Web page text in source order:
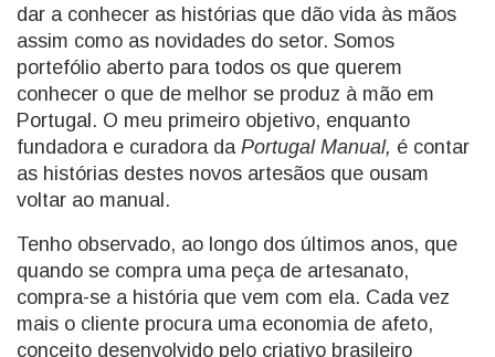
dar a conhecer as histórias que dão vida às mãos
assim como as novidades do setor. Somos
portefólio aberto para todos os que querem
conhecer o que de melhor se produz à mão em
Portugal. O meu primeiro objetivo, enquanto
fundadora e curadora da Portugal Manual, é contar
as histórias destes novos artesãos que ousam
voltar ao manual.
Tenho observado, ao longo dos últimos anos, que
quando se compra uma peça de artesanato,
compra-se a história que vem com ela. Cada vez
mais o cliente procura uma economia de afeto,
conceito desenvolvido pelo criativo brasileiro